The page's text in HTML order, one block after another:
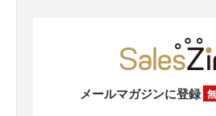
メールマガジンに登録